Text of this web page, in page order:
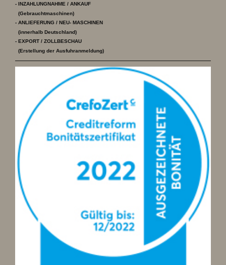
- INZAHLUNGNAHME / ANKAUF
(Gebrauchtmaschinen)
- ANLIEFERUNG / NEU- MASCHINEN
(innerhalb Deutschland)
- EXPORT / ZOLLBESCHAU
(Erstellung der Ausfuhranmeldung)